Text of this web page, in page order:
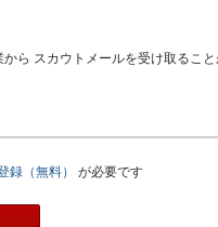
ら スカウトメールを受け取るこ
録（無料） が必要です